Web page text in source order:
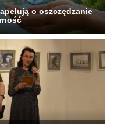
o oszczędzanie